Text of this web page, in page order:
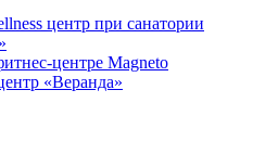
центр при санатории
центре Magneto
«Веранда»